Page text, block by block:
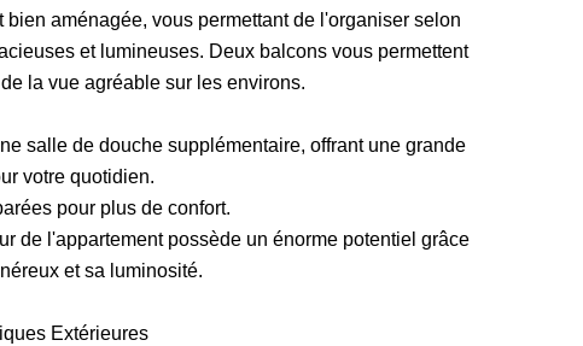
aménagée, vous permettant de l'organiser selon
et lumineuses. Deux balcons vous permettent
la vue agréable sur les environs.
salle de douche supplémentaire, offrant une grande
votre quotidien.
pour plus de confort.
de l'appartement possède un énorme potentiel grâce
et sa luminosité.
Extérieures